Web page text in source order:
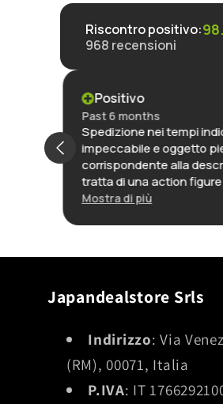
Riscontro positivo:
968 recensioni
Positivo
Past 6 months
Spedizione nei tempi
impeccabile e oggetto
corrispondente alla
tratta di una action figure
sua confezione, ancora
Mostra di più
Japandealstore Srls
Indirizzo: Via
(RM), 00071, Italia
P.IVA: IT